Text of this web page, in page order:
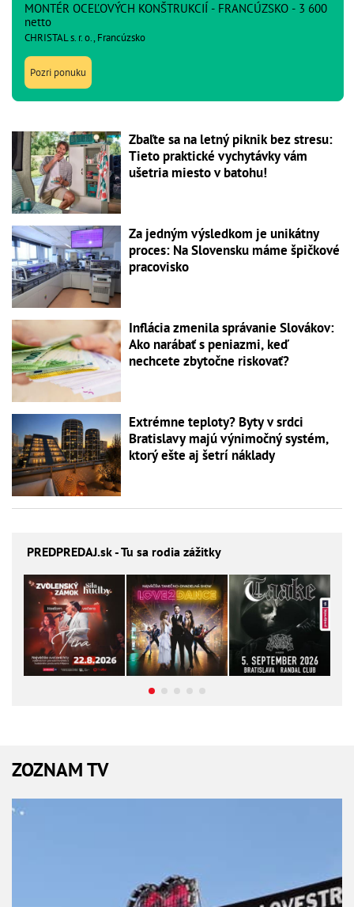
MONTÉR OCEĽOVÝCH KONŠTRUKCIÍ - FRANCÚZSKO - 3 600
netto
CHRISTAL s. r. o., Francúzsko
Pozri ponuku
Zbaľte sa na letný piknik bez stresu:
Tieto praktické vychytávky vám
ušetria miesto v batohu!
Za jedným výsledkom je unikátny
proces: Na Slovensku máme špičkové
pracovisko
Inflácia zmenila správanie Slovákov:
Ako narábať s peniazmi, keď
nechcete zbytočne riskovať?
Extrémne teploty? Byty v srdci
Bratislavy majú výnimočný systém,
ktorý ešte aj šetrí náklady
PREDPREDAJ.sk - Tu sa rodia zážitky
ZOZNAM TV